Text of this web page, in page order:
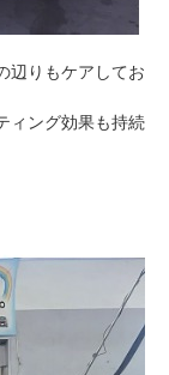
辺りもケアしてお
ィング効果も持続